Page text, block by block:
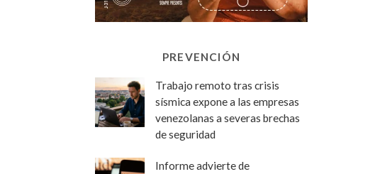
PREVENCIÓN
Trabajo remoto tras crisis
sísmica expone a las empresas
venezolanas a severas brechas
de seguridad
Informe advierte de